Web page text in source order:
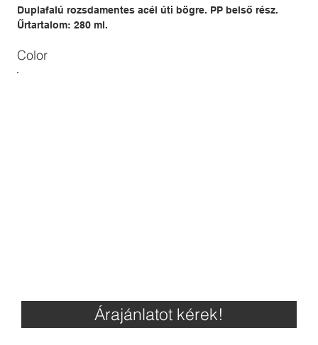
Duplafalú rozsdamentes acél úti bögre. PP belső rész.
Űrtartalom: 280 ml.
Color
Árajánlatot kérek!